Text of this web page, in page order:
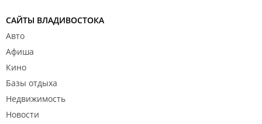
САЙТЫ ВЛАДИВОСТОКА
Авто
Афиша
Кино
Базы отдыха
Недвижимость
Новости